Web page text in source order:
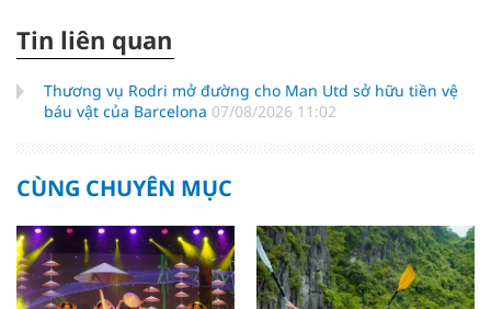
Tin liên quan
Thương vụ Rodri mở đường cho Man Utd sở hữu tiền vệ
báu vật của Barcelona 07/08/2026 11:02
CÙNG CHUYÊN MỤC